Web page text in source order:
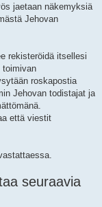
jaetaan näkemyksiä
Jehovan
rekisteröidä itsellesi
toimivan
roskapostia
Jehovan todistajat ja
että viestit
seuraavia